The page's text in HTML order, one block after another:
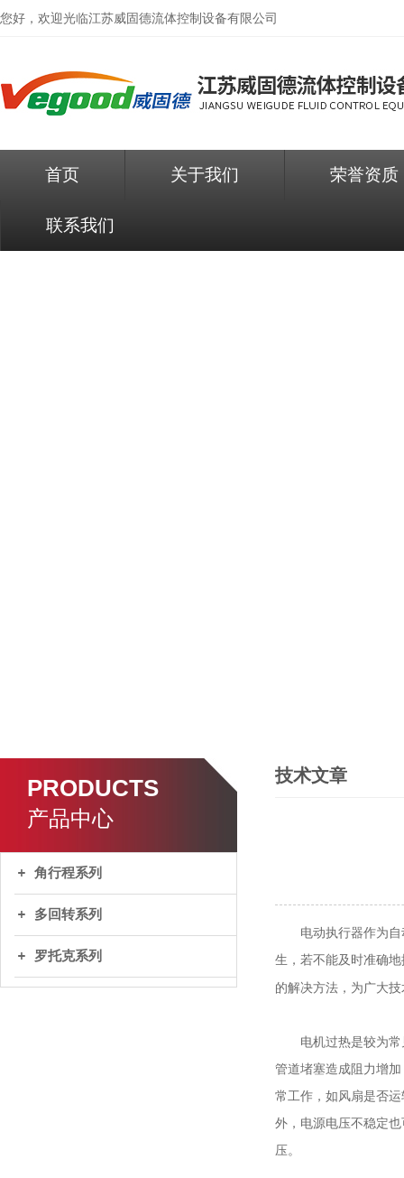
您好，欢迎光临江苏威固德流体控制设备有限公司
首页 关于我们 荣誉资质
联系我们
PRODUCTS
产品中心
角行程系列
多回转系列
罗托克系列
技术文章
电动执行器作为自动
生，若不能及时准确
的解决方法，为广大
电机过热是较为常见
管道堵塞造成阻力增
常工作，如风扇是否
外，电源电压不稳定
压。